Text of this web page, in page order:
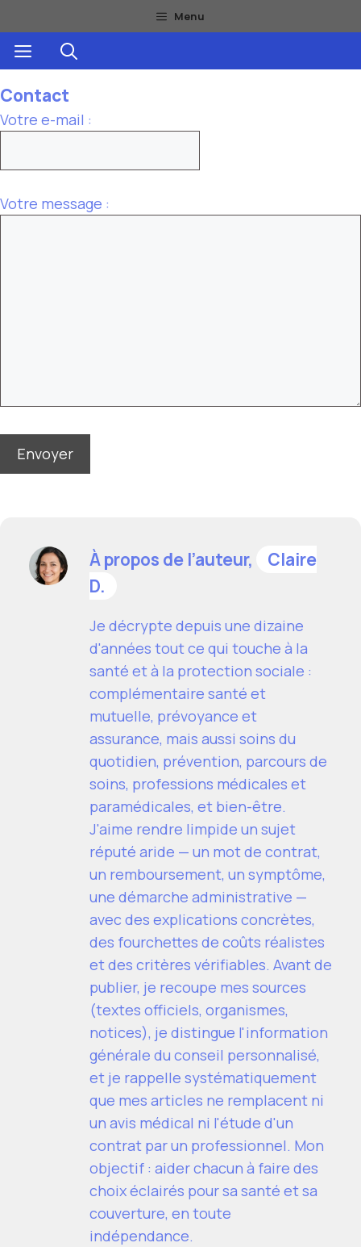
au
contenu
Menu
Menu
Contact
Votre e-mail :
Votre message :
À propos de l’auteur,
Claire
D.
Je décrypte depuis une dizaine
d'années tout ce qui touche à la
santé et à la protection sociale :
complémentaire santé et
mutuelle, prévoyance et
assurance, mais aussi soins du
quotidien, prévention, parcours de
soins, professions médicales et
paramédicales, et bien-être.
J'aime rendre limpide un sujet
réputé aride — un mot de contrat,
un remboursement, un symptôme,
une démarche administrative —
avec des explications concrètes,
des fourchettes de coûts réalistes
et des critères vérifiables. Avant de
publier, je recoupe mes sources
(textes officiels, organismes,
notices), je distingue l'information
générale du conseil personnalisé,
et je rappelle systématiquement
que mes articles ne remplacent ni
un avis médical ni l'étude d'un
contrat par un professionnel. Mon
objectif : aider chacun à faire des
choix éclairés pour sa santé et sa
couverture, en toute
indépendance.